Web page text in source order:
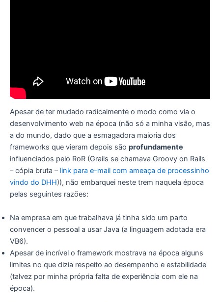
Apesar de ter mudado radicalmente o modo como via o
desenvolvimento web na época (não só a minha visão, mas
a do mundo, dado que a esmagadora maioria dos
frameworks que vieram depois são profundamente
influenciados pelo RoR (Grails se chamava Groovy on Rails
– cópia bruta – link para e-mail com ameaça de processinho
vindo do DHH)), não embarquei neste trem naquela época
pelas seguintes razões:
Na empresa em que trabalhava já tinha sido um parto
convencer o pessoal a usar Java (a linguagem adotada era
VB6).
Apesar de incrível o framework mostrava na época alguns
limites no que dizia respeito ao desempenho e estabilidade
(talvez por minha própria falta de experiência com ele na
época).